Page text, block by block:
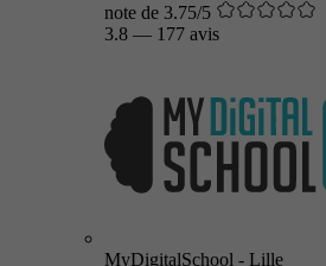
note de 3.75/5
3.8 — 177 avis
MyDigitalSchool - Lille